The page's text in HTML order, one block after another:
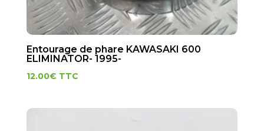
Entourage de phare KAWASAKI 600
ELIMINATOR- 1995-
12.00€ TTC